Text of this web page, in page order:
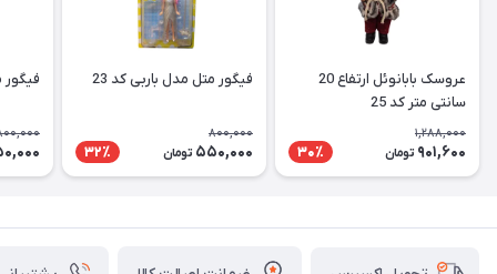
عروسک بابانوئل ارتفاع 20
سانتی متر کد 25
1,288,000
901,600 تومان 30٪
فیگور متل مدل باربی کد 23
800,000
550,000 تومان 32٪
فیگور